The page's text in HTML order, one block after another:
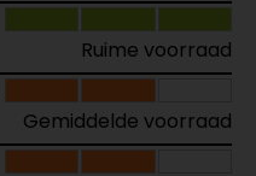
Ruime voorraad
Gemiddelde voorraad